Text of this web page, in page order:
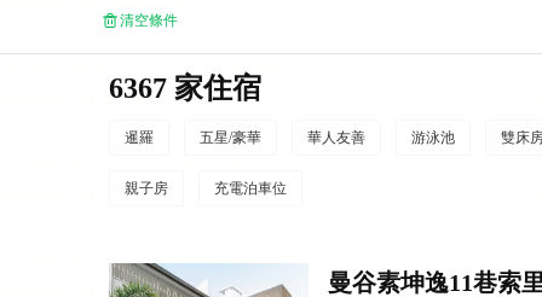
清空條件
6367 家住宿
暹羅 五星/豪華 華人友善 游泳池 雙床
親子房 充電泊車位
曼谷素坤逸11巷索